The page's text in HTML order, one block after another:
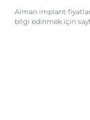
Alman implant
bilgi edinmek için